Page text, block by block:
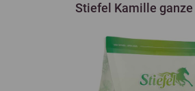
Stiefel Kamille ganze